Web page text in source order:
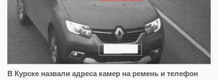
В Курске назвали адреса камер на ремень и телефон